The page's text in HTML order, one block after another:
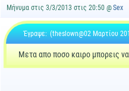
Μήνυμα στις 3/3/2013 στις 20:50 @Sex
Έγραψε: (theslown@02 Μαρτίου
Μετα απο ποσο καιρο μπορεις